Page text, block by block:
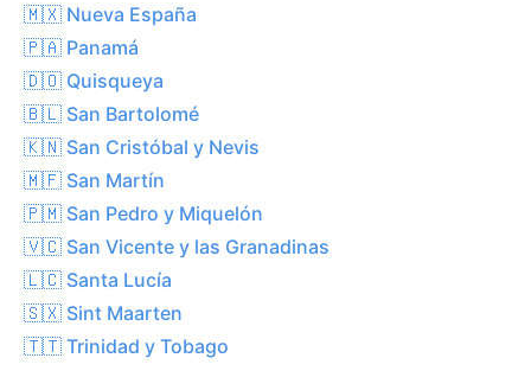
🇲🇽 Nueva España
🇵🇦 Panamá
🇩🇴 Quisqueya
🇧🇱 San Bartolomé
🇰🇳 San Cristóbal y Nevis
🇲🇫 San Martín
🇵🇲 San Pedro y Miquelón
🇻🇨 San Vicente y las Granadinas
🇱🇨 Santa Lucía
🇸🇽 Sint Maarten
🇹🇹 Trinidad y Tobago